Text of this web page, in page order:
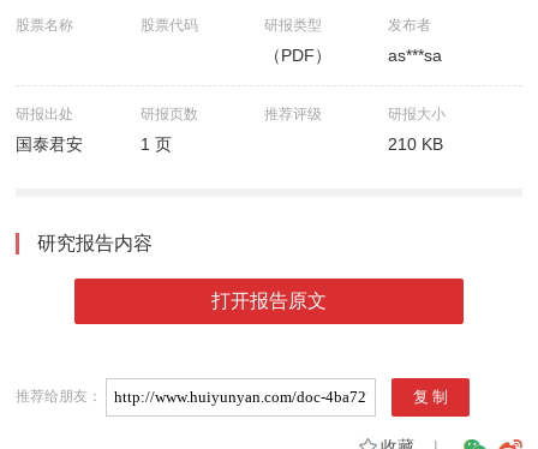
股票名称 股票代码 研报类型
（PDF）
发布者
as***sa
研报出处
国泰君安
研报页数
1 页
推荐评级 研报大小
210 KB
研究报告内容
打开报告原文
推荐给朋友：